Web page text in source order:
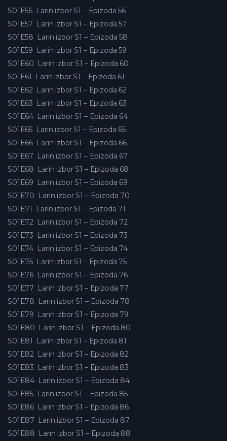
S01E56 Larin izbor S1 – Epizoda 56
S01E57 Larin izbor S1 – Epizoda 57
S01E58 Larin izbor S1 – Epizoda 58
S01E59 Larin izbor S1 – Epizoda 59
S01E60 Larin izbor S1 – Epizoda 60
S01E61
Larin izbor S1 – Epizoda 61
S01E62 Larin izbor S1 – Epizoda 62
S01E63 Larin izbor S1 – Epizoda 63
S01E64 Larin izbor S1 – Epizoda 64
S01E65 Larin izbor S1 – Epizoda 65
S01E66 Larin izbor S1 – Epizoda 66
S01E67 Larin izbor S1 – Epizoda 67
S01E68 Larin izbor S1 – Epizoda 68
S01E69 Larin izbor S1 – Epizoda 69
S01E70 Larin izbor S1 – Epizoda 70
S01E71
Larin izbor S1 – Epizoda 71
S01E72 Larin izbor S1 – Epizoda 72
S01E73 Larin izbor S1 – Epizoda 73
S01E74 Larin izbor S1 – Epizoda 74
S01E75 Larin izbor S1 – Epizoda 75
S01E76 Larin izbor S1 – Epizoda 76
S01E77 Larin izbor S1 – Epizoda 77
S01E78 Larin izbor S1 – Epizoda 78
S01E79 Larin izbor S1 – Epizoda 79
S01E80 Larin izbor S1 – Epizoda 80
S01E81
Larin izbor S1 – Epizoda 81
S01E82 Larin izbor S1 – Epizoda 82
S01E83 Larin izbor S1 – Epizoda 83
S01E84 Larin izbor S1 – Epizoda 84
S01E85 Larin izbor S1 – Epizoda 85
S01E86 Larin izbor S1 – Epizoda 86
S01E87 Larin izbor S1 – Epizoda 87
S01E88 Larin izbor S1 – Epizoda 88